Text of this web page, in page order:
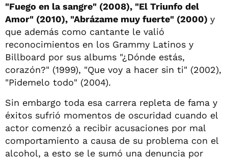
"Fuego en la sangre" (2008), "El Triunfo del
Amor" (2010), "Abrázame muy fuerte" (2000) y
que además como cantante le valió
reconocimientos en los Grammy Latinos y
Billboard por sus albums "¿Dónde estás,
corazón?" (1999), "Que voy a hacer sin ti" (2002),
"Pidemelo todo" (2004).
Sin embargo toda esa carrera repleta de fama y
éxitos sufrió momentos de oscuridad cuando el
actor comenzó a recibir acusaciones por mal
comportamiento a causa de su problema con el
alcohol, a esto se le sumó una denuncia por